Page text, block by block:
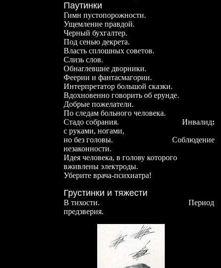
Паутинки
Гимн пустопорожности.
Ущемление правдой.
Черный бухгалтер.
Под сенью декрета.
Власть сплошных советов.
Слизь слов.
Обнаглевшие дворники.
Феерии и фантасмагории.
Интерпретатор большой сказки.
Вдохновенно говорить об ерунде.
Добрые пожелатели.
По следам больного человека.
Стадо собрания. Инвалид:
с руками, ногами,
но без головы. Соблюдение
незаконности.
Идея человека, в голову которого
вживлены электроды.
Уберите врача-психиатра!
Грустинки и тяжести
В тихости. Период
предзверия.